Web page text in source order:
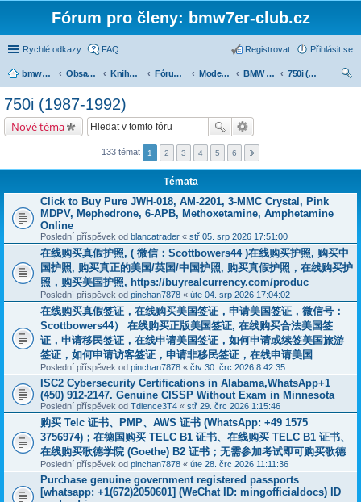
Fórum pro členy: bmw7er-club.cz
Rychlé odkazy FAQ Přihlásit se
Registrovat
bmw7er-club.cz Obsah fóra Knihovna Fórum 7er Modely BMW 7er BMW 7 e32 (1986-1994)
750i (1987-1992)
750i (1987-1992)
Nové téma
133 témat 1 2 3 4 5 6
Témata
Click to Buy Pure JWH-018, AM-2201, 3-MMC Crystal, Pink
MDPV, Mephedrone, 6-APB, Methoxetamine, Amphetamine
Online
Poslední příspěvek od blancatrader « stř 05. srp 2026 17:51:00
在线购买真假护照, ( 微信：Scottbowers44 )在线购买护照, 购买中
国护照, 购买真正的美国/英国/中国护照, 购买真假护照，在线购买护
照，购买美国护照, https://buyrealcurrency.com/produc
Poslední příspěvek od pinchan7878 « úte 04. srp 2026 17:04:02
在线购买真假签证，在线购买美国签证，申请美国签证，微信号：
Scottbowers44） 在线购买正版美国签证, 在线购买合法美国签
证，申请移民签证，在线申请美国签证，如何申请或续签美国旅游
签证，如何申请访客签证，申请非移民签证，在线申请美国
Poslední příspěvek od pinchan7878 « čtv 30. črc 2026 8:42:35
ISC2 Cybersecurity Certifications in Alabama,WhatsApp+1
(450) 912-2147. Genuine CISSP Without Exam in Minnesota
Poslední příspěvek od Tdience3T4 « stř 29. črc 2026 1:15:46
购买 Telc 证书、PMP、AWS 证书 (WhatsApp: +49 1575
3756974)；在德国购买 TELC B1 证书、在线购买 TELC B1 证书、
在线购买歌德学院 (Goethe) B2 证书；无需参加考试即可购买歌德
Poslední příspěvek od pinchan7878 « úte 28. črc 2026 11:11:36
Purchase genuine government registered passports
[whatsapp: +1(672)2050601] (WeChat ID: mingofficialdocs) ID